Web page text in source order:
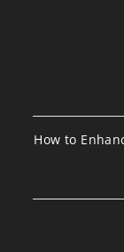
How to